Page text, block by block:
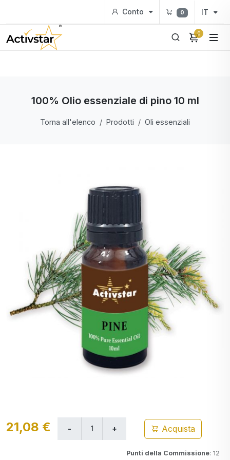
Conto 0 IT
0
100% Olio essenziale di pino 10 ml
Torna all'elenco Prodotti Oli essenziali
21,08 € Acquista
Punti della Commissione: 12